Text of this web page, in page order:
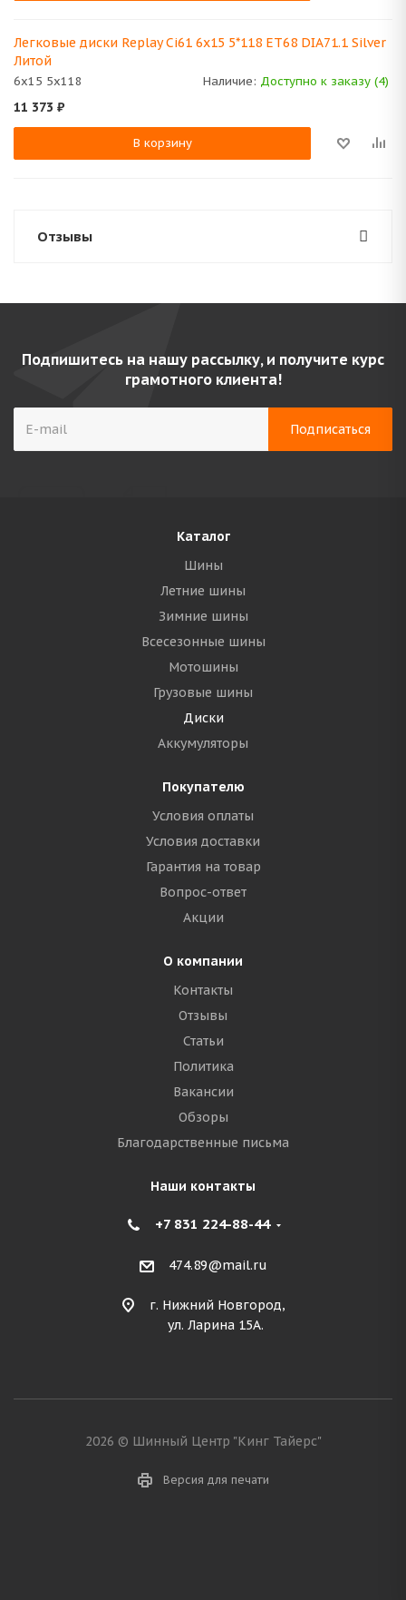
Легковые диски Replay Ci61 6x15 5*118 ET68 DIA71.1 Silver
Литой
6x15 5x118 Наличие: Доступно к заказу (4)
11 373 ₽
В корзину
Отзывы
Подпишитесь на нашу рассылку, и получите курс
грамотного клиента!
Каталог
Шины
Летние шины
Зимние шины
Всесезонные шины
Мотошины
Грузовые шины
Диски
Аккумуляторы
Покупателю
Условия оплаты
Условия доставки
Гарантия на товар
Вопрос-ответ
Акции
О компании
Контакты
Отзывы
Статьи
Политика
Вакансии
Обзоры
Благодарственные письма
Наши контакты
+7 831 224-88-44
474.89@mail.ru
г. Нижний Новгород,
ул. Ларина 15А.
2026 © Шинный Центр "Кинг Тайерс"
Версия для печати